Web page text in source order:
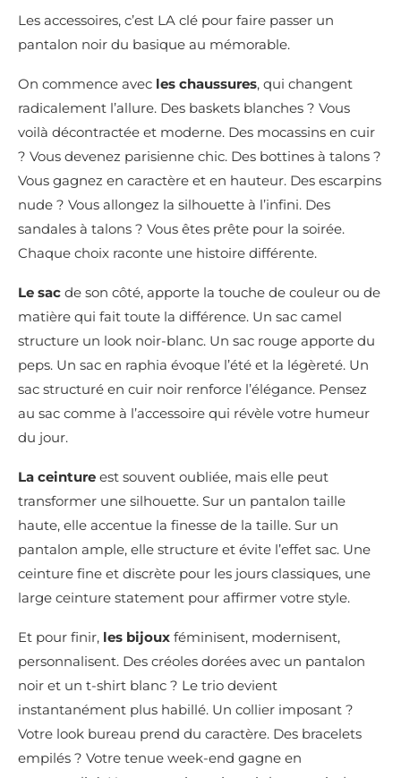
Les accessoires, c’est LA clé pour faire passer un
pantalon noir du basique au mémorable.
On commence avec les chaussures, qui changent
radicalement l’allure. Des baskets blanches ? Vous
voilà décontractée et moderne. Des mocassins en cuir
? Vous devenez parisienne chic. Des bottines à talons ?
Vous gagnez en caractère et en hauteur. Des escarpins
nude ? Vous allongez la silhouette à l’infini. Des
sandales à talons ? Vous êtes prête pour la soirée.
Chaque choix raconte une histoire différente.
Le sac de son côté, apporte la touche de couleur ou de
matière qui fait toute la différence. Un sac camel
structure un look noir-blanc. Un sac rouge apporte du
peps. Un sac en raphia évoque l’été et la légèreté. Un
sac structuré en cuir noir renforce l’élégance. Pensez
au sac comme à l’accessoire qui révèle votre humeur
du jour.
La ceinture est souvent oubliée, mais elle peut
transformer une silhouette. Sur un pantalon taille
haute, elle accentue la finesse de la taille. Sur un
pantalon ample, elle structure et évite l’effet sac. Une
ceinture fine et discrète pour les jours classiques, une
large ceinture statement pour affirmer votre style.
Et pour finir, les bijoux féminisent, modernisent,
personnalisent. Des créoles dorées avec un pantalon
noir et un t-shirt blanc ? Le trio devient
instantanément plus habillé. Un collier imposant ?
Votre look bureau prend du caractère. Des bracelets
empilés ? Votre tenue week-end gagne en